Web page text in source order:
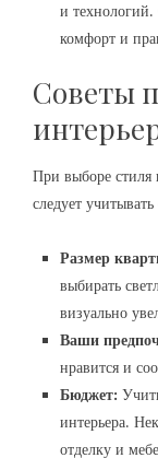
и
комфорт и
Советы
При выборе стиля
следует
Размер
выбирать
визуально
Ваши
нравится и
Бюджет:
интерьера.
отделку и